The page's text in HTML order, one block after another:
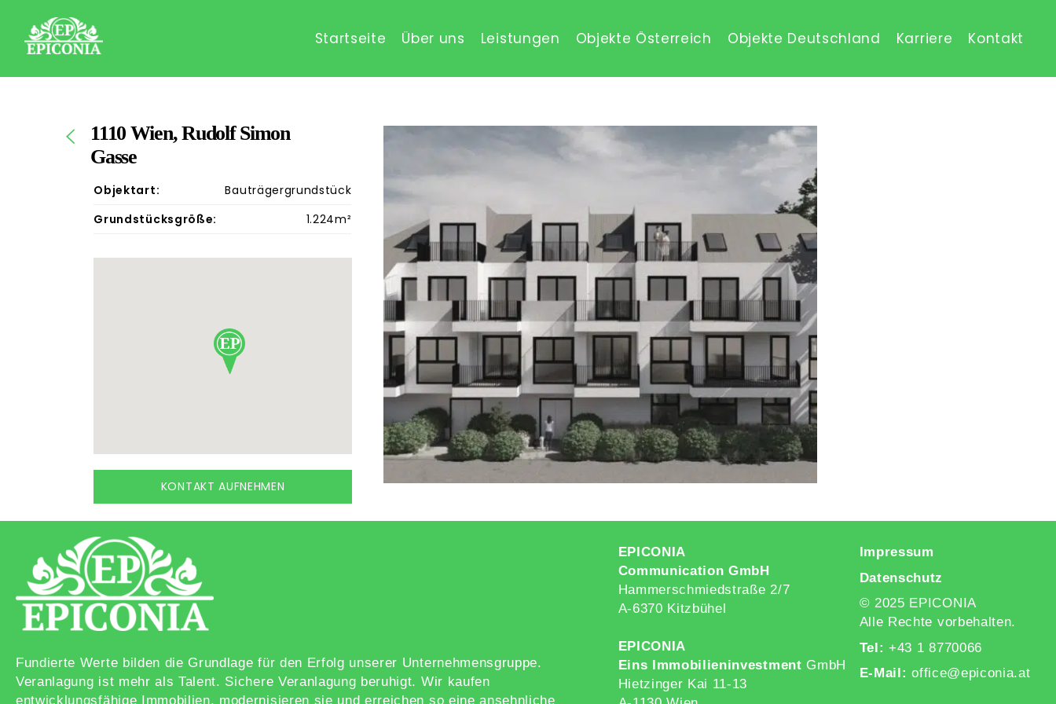
Startseite Über uns Leistungen Objekte Österreich Objekte Deutschland Karriere Kontakt
1110 Wien, Rudolf Simon
Gasse
Objektart:
Bauträgergrundstück
Grundstücksgröße:
1.224m²
KONTAKT AUFNEHMEN
Fundierte Werte bilden die Grundlage für den Erfolg unserer Unternehmensgruppe.
Veranlagung ist mehr als Talent. Sichere Veranlagung beruhigt. Wir kaufen
entwicklungsfähige Immobilien, modernisieren sie und erreichen so eine ansehnliche
EPICONIA
Communication GmbH
Hammerschmiedstraße 2/7
A-6370 Kitzbühel
EPICONIA
Eins Immobilieninvestment GmbH
Hietzinger Kai 11-13
Impressum
Datenschutz
© 2025 EPICONIA
Alle Rechte vorbehalten.
Tel: +43 1 8770066
E-Mail: office@epiconia.at